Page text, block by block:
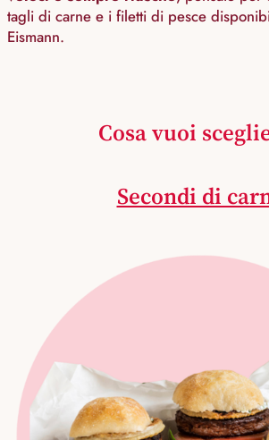
tagli di carne e i filetti di pesce
Eismann.
Cosa vuoi
Secondi di